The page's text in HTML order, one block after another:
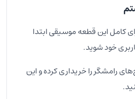
کامل این قطعه موسیقی ابتدا
خود شوید.
رامشگر را خریداری کرده و این